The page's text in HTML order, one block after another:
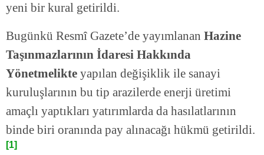
yeni bir kural getirildi.
Bugünkü Resmî Gazete’de yayımlanan Hazine
Taşınmazlarının İdaresi Hakkında
Yönetmelikte yapılan değişiklik ile sanayi
kuruluşlarının bu tip arazilerde enerji üretimi
amaçlı yaptıkları yatırımlarda da hasılatlarının
binde biri oranında pay alınacağı hükmü getirildi.
[1]